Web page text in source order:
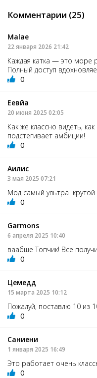
Комментарии (25)
Malae
22 января 2026 21:42
Каждая катка — это море
Полный доступ
0
Еевйа
20 июня 2025 02:05
Как же классно видеть,
подстегивает амбиции!
0
Аилис
3 мая 2025 07:21
Мод самый ультра крутой
0
Garmons
6 апреля 2025 10:40
ваабше Топчик! Все
0
Цемедд
15 марта 2025 10:12
Пожалуй, поставлю 10 из
0
Саниени
1 января 2025 16:49
Это работает очень
0